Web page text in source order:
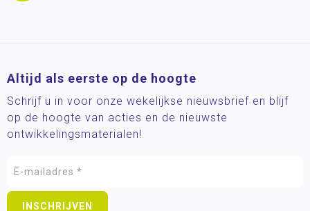
Altijd als eerste op de hoogte
Schrijf u in voor onze wekelijkse nieuwsbrief en blijf
op de hoogte van acties en de nieuwste
ontwikkelingsmaterialen!